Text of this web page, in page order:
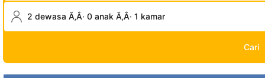
2 dewasa Ã‚Â· 0 anak Ã‚Â· 1 kamar
Cari